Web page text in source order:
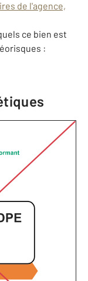
de l'agence,
ce bien est
: